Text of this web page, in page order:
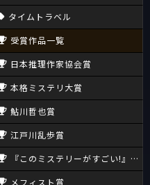
タイムトラベル
受賞作品一覧
日本推理作家協会賞
本格ミステリ大賞
鮎川哲也賞
江戸川乱歩賞
『このミステリーがすごい!』大賞
メフィスト賞